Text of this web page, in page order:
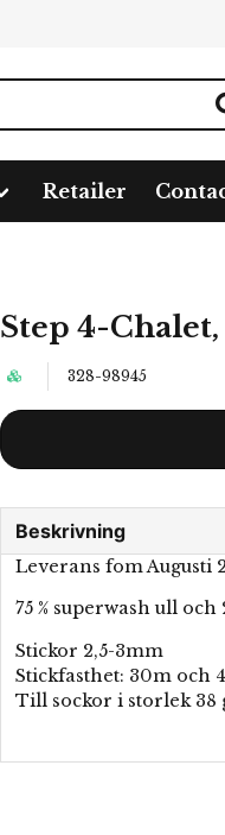
Retailer
Step 4-Chalet,
328-98945
Beskrivning
Leverans fom Augusti
75 % superwash ull och
Stickor 2,5-3mm
Stickfasthet: 30m och
Till sockor i storlek 38